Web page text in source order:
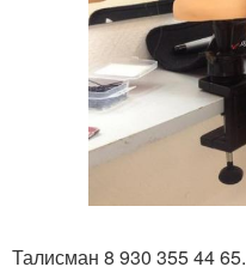
Талисман 8 930 355 44 65.